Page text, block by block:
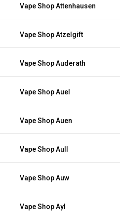
Vape Shop Attenhausen
Vape Shop Atzelgift
Vape Shop Auderath
Vape Shop Auel
Vape Shop Auen
Vape Shop Aull
Vape Shop Auw
Vape Shop Ayl